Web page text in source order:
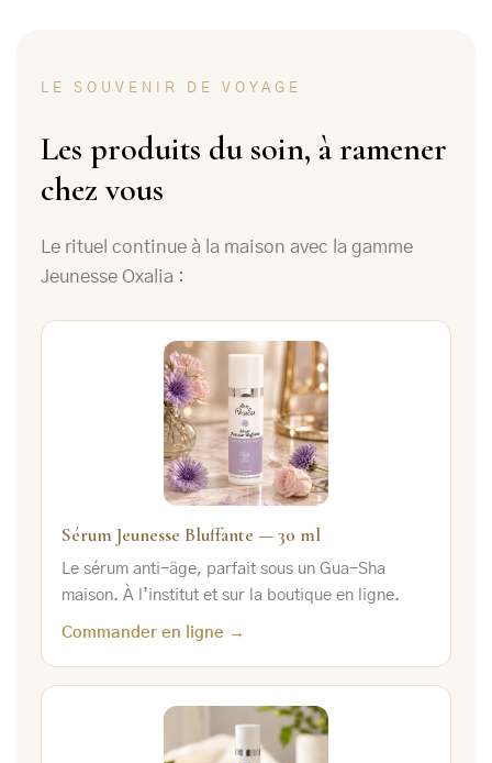
LE SOUVENIR DE VOYAGE
Les produits du soin, à ramener
chez vous
Le rituel continue à la maison avec la gamme
Jeunesse Oxalia :
Sérum Jeunesse Bluffante — 30 ml
Le sérum anti-âge, parfait sous un Gua-Sha
maison. À l’institut et sur la boutique en ligne.
Commander en ligne →